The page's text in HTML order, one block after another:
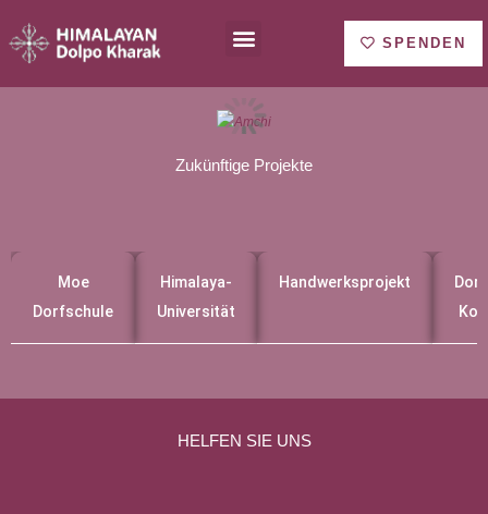
Inhalt
Menu SPENDEN
Zukünftige Projekte
Moe
Dorfschule
Himalaya-
Universität
Handwerksprojekt
HELFEN SIE UNS